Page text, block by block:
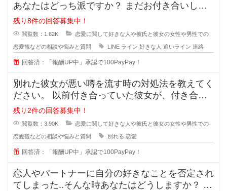
あなたはどっち派ですか？ まだお付き合いして
いない段階での好きな人への
残り8件の回答募集中！
閲覧数：1.62K 恋愛に関して好きな人や彼氏と彼女の女性や男性での
恋愛観などの相談や悩みと質問 LINE ライン 好きな人 追いライン 連絡
回答済：「報酬UP中」承認で100PayPay！
別れた彼女が悪い噂を流す時の対処法を教えてく
ださい。 以前付き合っていた彼女が、付き合っ
ている時のことを周囲に平気
残り2件の回答募集中！
閲覧数：3.90K 恋愛に関して好きな人や彼氏と彼女の女性や男性での
恋愛観などの相談や悩みと質問 別れる 恋愛
回答済：「報酬UP中」承認で100PayPay！
恋人やパートナーに自分の好きなことを否定され
てしまった..そんな時あなたはどうしますか？ 私